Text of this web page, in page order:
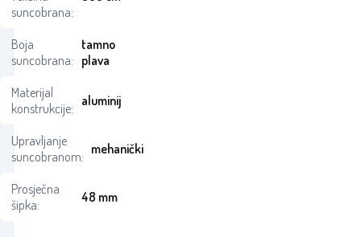
suncobrana:
Boja
suncobrana:
tamno
plava
Materijal
konstrukcije: aluminij
Upravljanje
suncobranom: mehanički
Prosječna
šipka:
48 mm